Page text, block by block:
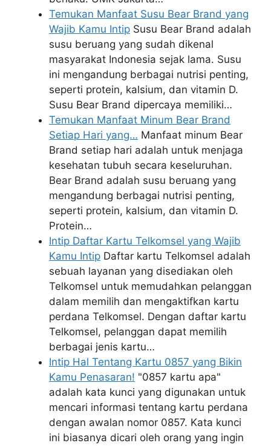
Temukan Manfaat Susu Bear Brand yang
Wajib Kamu Intip Susu Bear Brand adalah
susu beruang yang sudah dikenal
masyarakat Indonesia sejak lama. Susu
ini mengandung berbagai nutrisi penting,
seperti protein, kalsium, dan vitamin D.
Susu Bear Brand dipercaya memiliki…
Temukan Manfaat Minum Bear Brand
Setiap Hari yang… Manfaat minum Bear
Brand setiap hari adalah untuk menjaga
kesehatan tubuh secara keseluruhan.
Bear Brand adalah susu beruang yang
mengandung berbagai nutrisi penting,
seperti protein, kalsium, dan vitamin D.
Protein…
Intip Daftar Kartu Telkomsel yang Wajib
Kamu Intip Daftar kartu Telkomsel adalah
sebuah layanan yang disediakan oleh
Telkomsel untuk memudahkan pelanggan
dalam memilih dan mengaktifkan kartu
perdana Telkomsel. Dengan daftar kartu
Telkomsel, pelanggan dapat memilih
berbagai jenis kartu…
Intip Hal Tentang Kartu 0857 yang Bikin
Kamu Penasaran! "0857 kartu apa"
adalah kata kunci yang digunakan untuk
mencari informasi tentang kartu perdana
dengan awalan nomor 0857. Kata kunci
ini biasanya dicari oleh orang yang ingin